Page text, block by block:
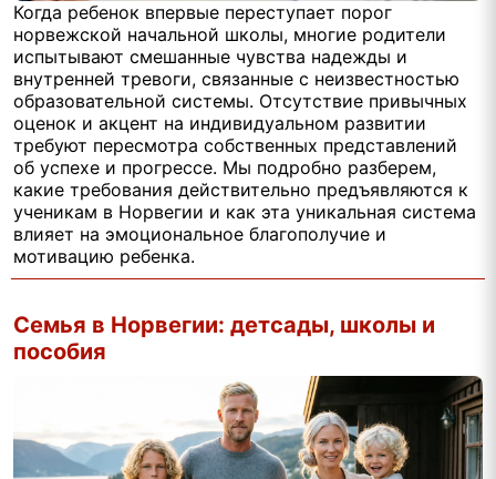
Когда ребенок впервые переступает порог
норвежской начальной школы, многие родители
испытывают смешанные чувства надежды и
внутренней тревоги, связанные с неизвестностью
образовательной системы. Отсутствие привычных
оценок и акцент на индивидуальном развитии
требуют пересмотра собственных представлений
об успехе и прогрессе. Мы подробно разберем,
какие требования действительно предъявляются к
ученикам в Норвегии и как эта уникальная система
влияет на эмоциональное благополучие и
мотивацию ребенка.
Семья в Норвегии: детсады, школы и
пособия